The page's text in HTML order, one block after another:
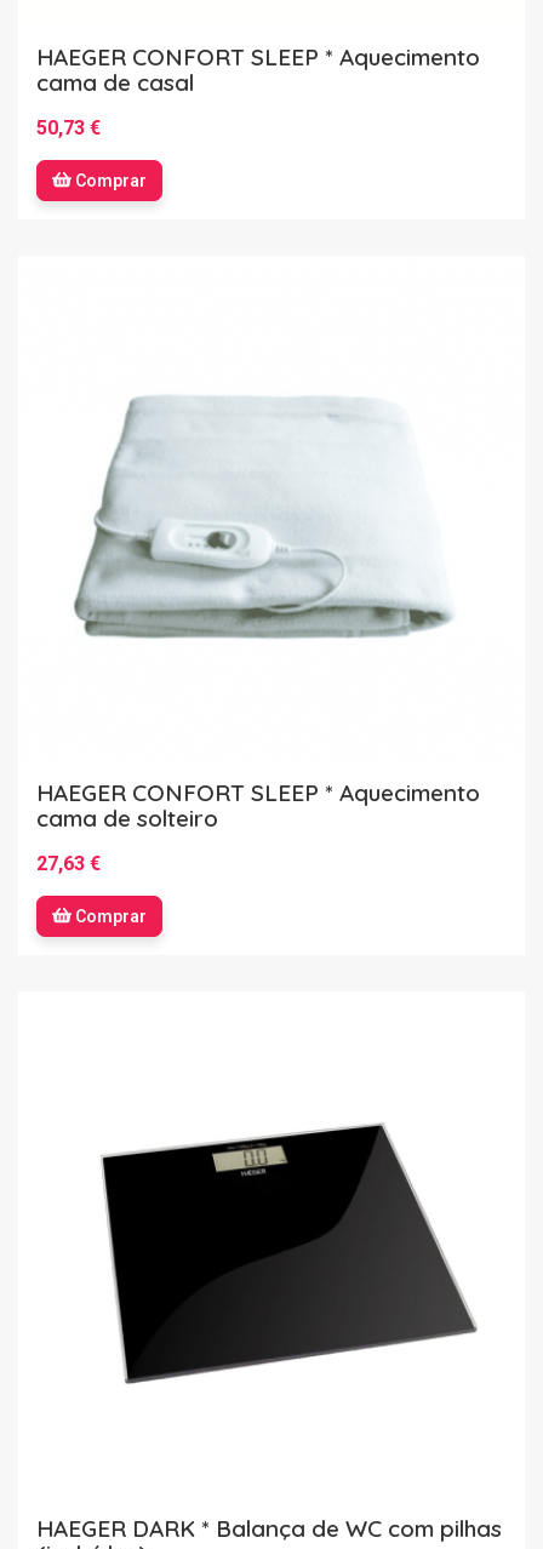
HAEGER CONFORT SLEEP * Aquecimento
cama de casal
50,73 €
Comprar
HAEGER CONFORT SLEEP * Aquecimento
cama de solteiro
27,63 €
Comprar
HAEGER DARK * Balança de WC com pilhas